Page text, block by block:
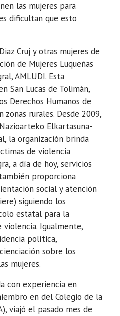
las mujeres para
dificultan que esto
Cruj y otras mujeres de
de Mujeres Luqueñas
AMLUDI. Esta
San Lucas de Tolimán,
Derechos Humanos de
zonas rurales. Desde 2009,
Elkartasuna-
la organización brinda
de violencia
a día de hoy, servicios
proporciona
social y atención
siguiendo los
estatal para la
Igualmente,
política,
sobre los
mujeres.
con experiencia en
en del Colegio de la
viajó el pasado mes de